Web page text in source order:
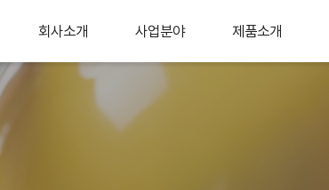
회사소개 사업분야 제품소개